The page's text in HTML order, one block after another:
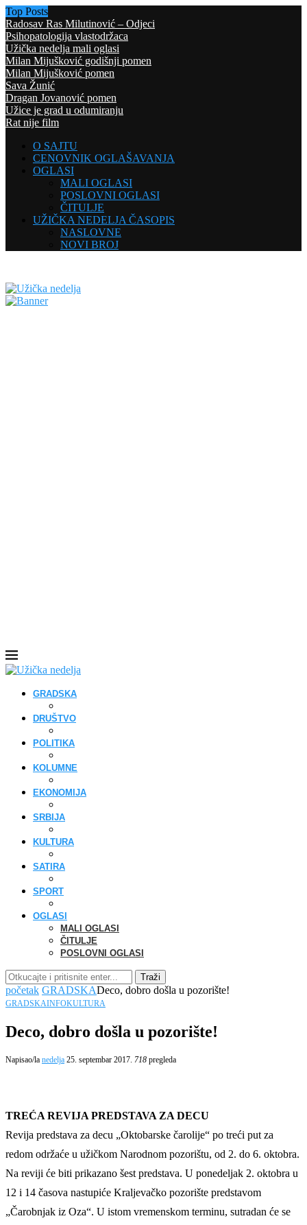
Top Posts
Radosav Ras Milutinović – Odjeci
Psihopatologija vlastodržaca
Užička nedelja mali oglasi
Milan Mijušković godišnji pomen
Milan Mijušković pomen
Sava Žunić
Dragan Jovanović pomen
Užice je grad u odumiranju
Rat nije film
O SAJTU
CENOVNIK OGLAŠAVANJA
OGLASI
MALI OGLASI
POSLOVNI OGLASI
ČITULJE
UŽIČKA NEDELJA ČASOPIS
NASLOVNE
NOVI BROJ
GRADSKA
DRUŠTVO
POLITIKA
KOLUMNE
EKONOMIJA
SRBIJA
KULTURA
SATIRA
SPORT
OGLASI
MALI OGLASI
ČITULJE
POSLOVNI OGLASI
Traži
početak GRADSKADeco, dobro došla u pozorište!
GRADSKAINFOKULTURA
Deco, dobro došla u pozorište!
Napisao/la nedelja 25. septembar 2017. 718 pregleda
TREĆA REVIJA PREDSTAVA ZA DECU
Revija predstava za decu „Oktobarske čarolije“ po treći put za
redom održaće u užičkom Narodnom pozorištu, od 2. do 6. oktobra.
Na reviji će biti prikazano šest predstava. U ponedeljak 2. oktobra u
12 i 14 časova nastupiće Kraljevačko pozorište predstavom
„Čarobnjak iz Oza“. U istom vremenskom terminu, sutradan će se